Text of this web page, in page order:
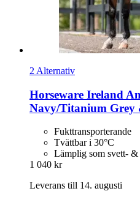
2 Alternativ
Horseware Ireland
Navy/Titanium Grey
Fukttransporterande
Tvättbar i 30°C
Lämplig som svett- &
1 040 kr
Leverans till 14. augusti